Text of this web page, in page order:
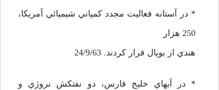
* در آستانه فعاليت مجدد كمپاني شيميائي آمريكا،
250 هزار
هندي از بوپال فرار كردند. 24/9/63
* در آبهاي خليج فارس، دو نفتكش نروژي و